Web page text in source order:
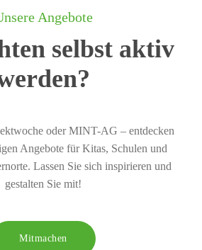
Angebote
selbst aktiv
oder MINT-AG – entdecken
Angebote für Kitas, Schulen und
Lassen Sie sich inspirieren und
gestalten Sie mit!
Mitmachen